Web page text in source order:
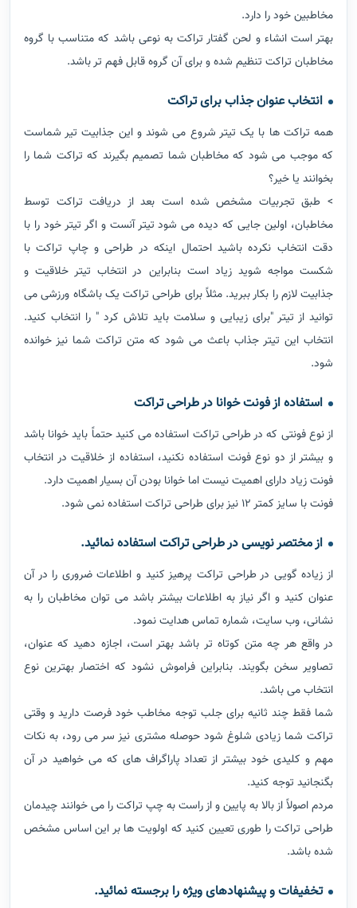
مخاطبین خود را دارد.
بهتر است انشاء و لحن گفتار تراکت به نوعی باشد که متناسب با گروه
مخاطبان تراکت تنظیم شده و برای آن گروه قابل فهم تر باشد.
انتخاب عنوان جذاب برای تراکت
همه تراکت ها با یک تیتر شروع می شوند و این جذابیت تیر شماست
که موجب می شود که مخاطبان شما تصمیم بگیرند که تراکت شما را
بخوانند یا خیر؟
> طبق تجربیات مشخص شده است بعد از دریافت تراکت توسط
مخاطبان، اولین جایی که دیده می شود تیتر آنست و اگر تیتر خود را با
دقت انتخاب نکرده باشید احتمال اینکه در طراحی و چاپ تراکت با
شکست مواجه شوید زیاد است بنابراین در انتخاب تیتر خلاقیت و
جذابیت لازم را بکار ببرید. مثلاً برای طراحی تراکت یک باشگاه ورزشی می
توانید از تیتر "برای زیبایی و سلامت باید تلاش کرد " را انتخاب کنید.
انتخاب این تیتر جذاب باعث می شود که متن تراکت شما نیز خوانده
شود.
استفاده از فونت خوانا در طراحی تراکت
از نوع فونتی که در طراحی تراکت استفاده می کنید حتماً باید خوانا باشد
و بیشتر از دو نوع فونت استفاده نکنید، استفاده از خلاقیت در انتخاب
فونت زیاد دارای اهمیت نیست اما خوانا بودن آن بسیار اهمیت دارد.
فونت با سایز کمتر 12 نیز برای طراحی تراکت استفاده نمی شود.
از مختصر نویسی در طراحی تراکت استفاده نمائید.
از زیاده گویی در طراحی تراکت پرهیز کنید و اطلاعات ضروری را در آن
عنوان کنید و اگر نیاز به اطلاعات بیشتر باشد می توان مخاطبان را به
نشانی، وب سایت، شماره تماس هدایت نمود.
در واقع هر چه متن کوتاه تر باشد بهتر است، اجازه دهید که عنوان،
تصاویر سخن بگویند. بنابراین فراموش نشود که اختصار بهترین نوع
انتخاب می باشد.
شما فقط چند ثانیه برای جلب توجه مخاطب خود فرصت دارید و وقتی
تراکت شما زیادی شلوغ شود حوصله مشتری نیز سر می رود، به نکات
مهم و کلیدی خود بیشتر از تعداد پاراگراف های که می خواهید در آن
بگنجانید توجه کنید.
مردم اصولاً از بالا به پایین و از راست به چپ تراکت را می خوانند چیدمان
طراحی تراکت را طوری تعیین کنید که اولویت ها بر این اساس مشخص
شده باشد.
تخفیفات و پیشنهادهای ویژه را برجسته نمائید.